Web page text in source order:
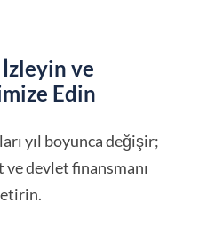
İzleyin ve
Edin
yıl boyunca değişir;
devlet finansmanı